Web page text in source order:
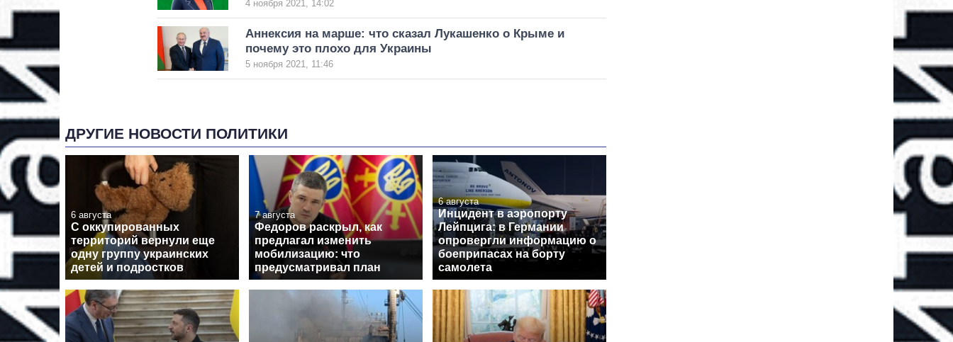
4 ноября 2021, 14:02
Аннексия на марше: что сказал Лукашенко о Крыме и
почему это плохо для Украины
5 ноября 2021, 11:46
ДРУГИЕ НОВОСТИ ПОЛИТИКИ
6 августа
С оккупированных
территорий вернули еще
одну группу украинских
детей и подростков
7 августа
Федоров раскрыл, как
предлагал изменить
мобилизацию: что
предусматривал план
6 августа
Инцидент в аэропорту
Лейпцига: в Германии
опровергли информацию о
боеприпасах на борту
самолета